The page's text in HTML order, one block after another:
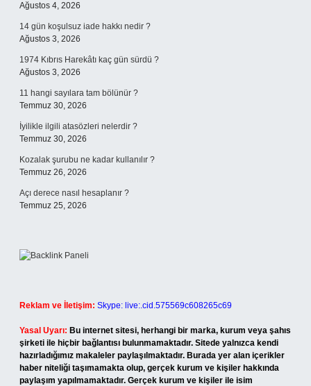
Ağustos 4, 2026
14 gün koşulsuz iade hakkı nedir ?
Ağustos 3, 2026
1974 Kıbrıs Harekâtı kaç gün sürdü ?
Ağustos 3, 2026
11 hangi sayılara tam bölünür ?
Temmuz 30, 2026
İyilikle ilgili atasözleri nelerdir ?
Temmuz 30, 2026
Kozalak şurubu ne kadar kullanılır ?
Temmuz 26, 2026
Açı derece nasıl hesaplanır ?
Temmuz 25, 2026
Reklam ve İletişim: Skype: live:.cid.575569c608265c69
Yasal Uyarı: Bu internet sitesi, herhangi bir marka, kurum veya şahıs
şirketi ile hiçbir bağlantısı bulunmamaktadır. Sitede yalnızca kendi
hazırladığımız makaleler paylaşılmaktadır. Burada yer alan içerikler
haber niteliği taşımamakta olup, gerçek kurum ve kişiler hakkında
paylaşım yapılmamaktadır. Gerçek kurum ve kişiler ile isim